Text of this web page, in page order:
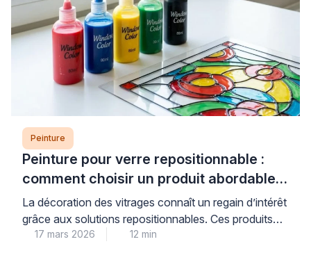
votre installation à l’écaillage et à la […]
Peinture
Peinture pour verre repositionnable :
comment choisir un produit abordable
et de qualité
La décoration des vitrages connaît un regain d’intérêt
grâce aux solutions repositionnables. Ces produits
permettent de personnaliser fenêtres et miroirs sans
17 mars 2026 12 min